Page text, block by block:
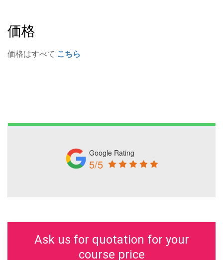
価格
価格はすべて こちら
Google Rating
5/5
Ask us for quotation for your
course price